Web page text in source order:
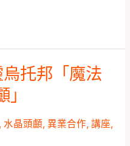
托邦「魔法
, 水晶頭顱, 異業合作, 講座,